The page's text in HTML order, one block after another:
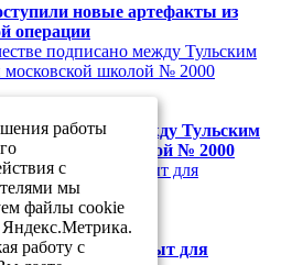
новые артефакты из
операции
подписано между Тульским
московской школой № 2000
Тулы будет закрыт для
работы
с
мы
файлы cookie
Яндекс.Метрика.
работу с